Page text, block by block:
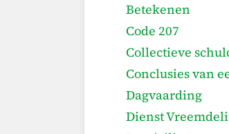
Betekenen
Code 207
Collectieve
Conclusies van
Dagvaarding
Dienst